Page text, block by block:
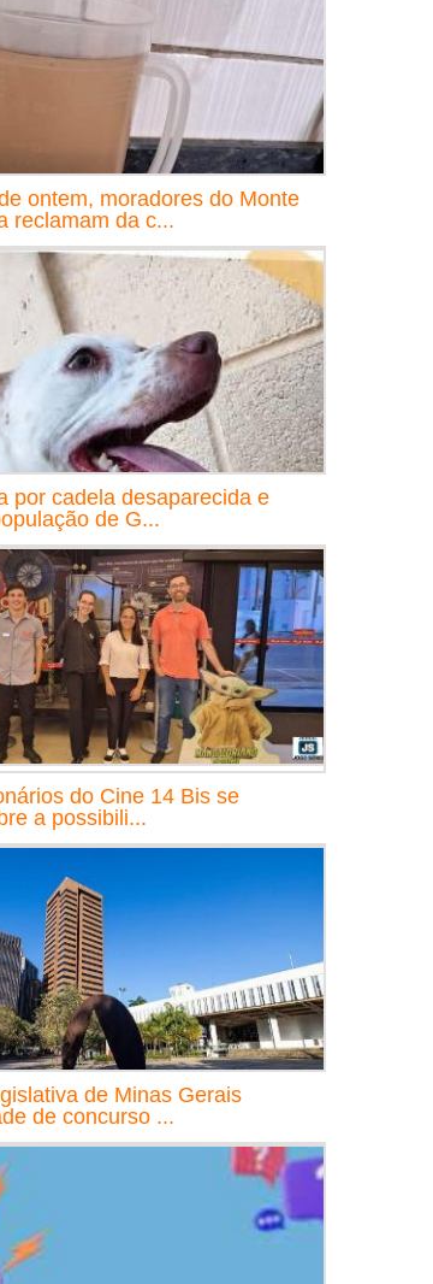
ontem, moradores do Monte
reclamam da c...
por cadela desaparecida e
de G...
do Cine 14 Bis se
a possibili...
de Minas Gerais
de concurso ...